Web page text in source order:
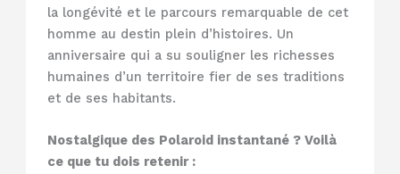
la longévité et le parcours remarquable de cet
homme au destin plein d’histoires. Un
anniversaire qui a su souligner les richesses
humaines d’un territoire fier de ses traditions
et de ses habitants.
Nostalgique des Polaroid instantané ? Voilà
ce que tu dois retenir :